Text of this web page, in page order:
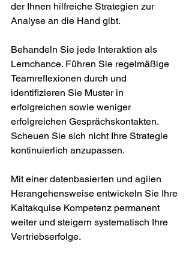
der Ihnen hilfreiche Strategien zur
Analyse an die Hand gibt.
Behandeln Sie jede Interaktion als
Lernchance. Führen Sie regelmäßige
Teamreflexionen durch und
identifizieren Sie Muster in
erfolgreichen sowie weniger
erfolgreichen Gesprächskontakten.
Scheuen Sie sich nicht Ihre Strategie
kontinuierlich anzupassen.
Mit einer datenbasierten und agilen
Herangehensweise entwickeln Sie Ihre
Kaltakquise Kompetenz permanent
weiter und steigern systematisch Ihre
Vertriebserfolge.